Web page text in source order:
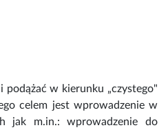
w kierunku „czystego"
celem jest wprowadzenie w
jak m.in.: wprowadzenie do